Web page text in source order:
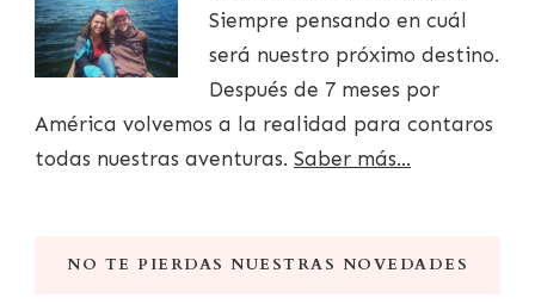
Siempre pensando en cuál
será nuestro próximo destino.
Después de 7 meses por
América volvemos a la realidad para contaros
todas nuestras aventuras. Saber más...
NO TE PIERDAS NUESTRAS NOVEDADES